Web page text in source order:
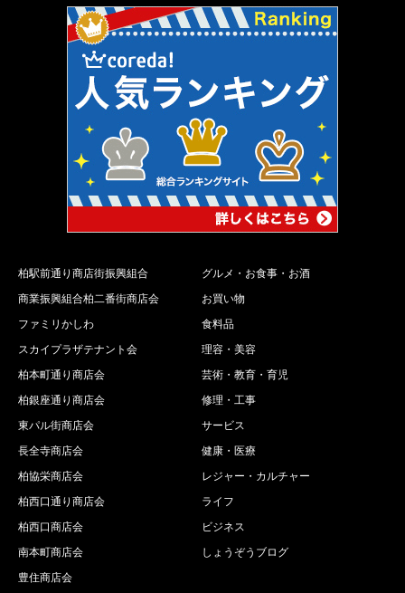
柏駅前通り商店街振興組合
商業振興組合柏二番街商店会
ファミリかしわ
スカイプラザテナント会
柏本町通り商店会
柏銀座通り商店会
東パル街商店会
長全寺商店会
柏協栄商店会
柏西口通り商店会
柏西口商店会
南本町商店会
豊住商店会
グルメ・お食事・お酒
お買い物
食料品
理容・美容
芸術・教育・育児
修理・工事
サービス
健康・医療
レジャー・カルチャー
ライフ
ビジネス
しょうぞうブログ